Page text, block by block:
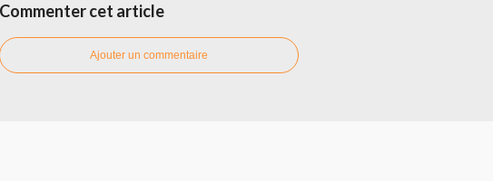
Commenter cet article
Ajouter un commentaire